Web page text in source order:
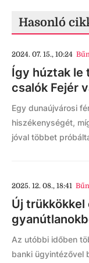
Hasonló
2024. 07. 15., 10:24
Így húztak le
csalók Fejér
Egy dunaújvárosi
hiszékenységét,
jóval többet
2025. 12. 08., 18:41
Új trükkökkel
Az utóbbi időben
banki ügyintézővel